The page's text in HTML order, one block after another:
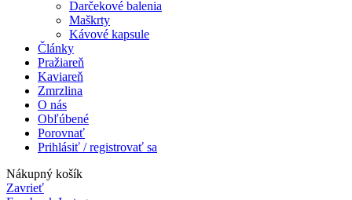
Darčekové balenia
Maškrty
Kávové kapsule
Články
Pražiareň
Kaviareň
Zmrzlina
O nás
Obľúbené
Porovnať
Prihlásiť / registrovať sa
Nákupný košík
Zavrieť